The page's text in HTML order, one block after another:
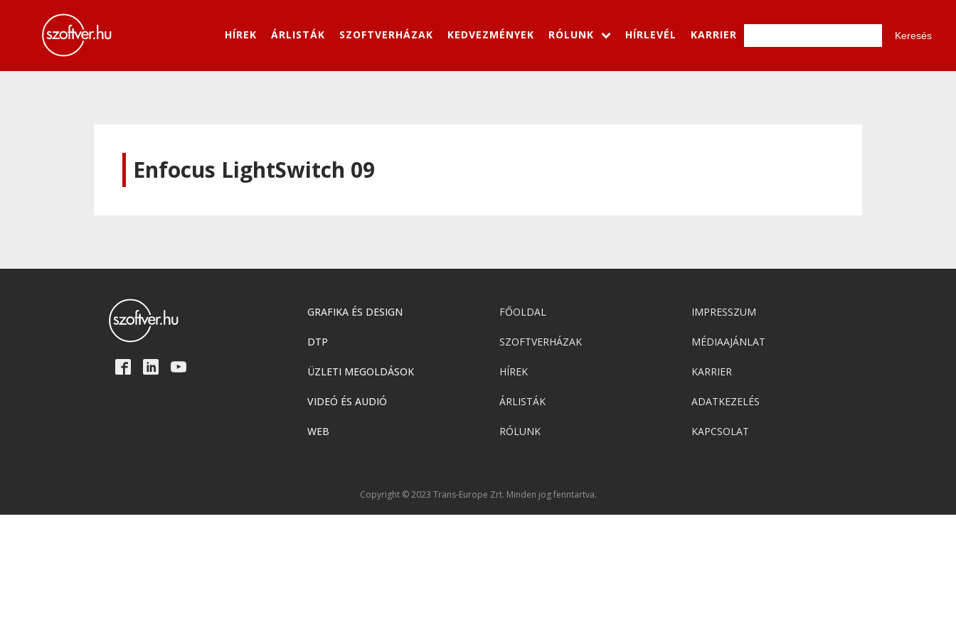
HÍREK ÁRLISTÁK SZOFTVERHÁZAK KEDVEZMÉNYEK RÓLUNK HÍRLEVÉL KARRIER
Enfocus LightSwitch 09
GRAFIKA ÉS DESIGN
DTP
ÜZLETI MEGOLDÁSOK
VIDEÓ ÉS AUDIÓ
WEB
FŐOLDAL
SZOFTVERHÁZAK
HÍREK
ÁRLISTÁK
RÓLUNK
IMPRESSZUM
MÉDIAAJÁNLAT
KARRIER
ADATKEZELÉS
KAPCSOLAT
Copyright © 2023 Trans-Europe Zrt. Minden jog fenntartva.